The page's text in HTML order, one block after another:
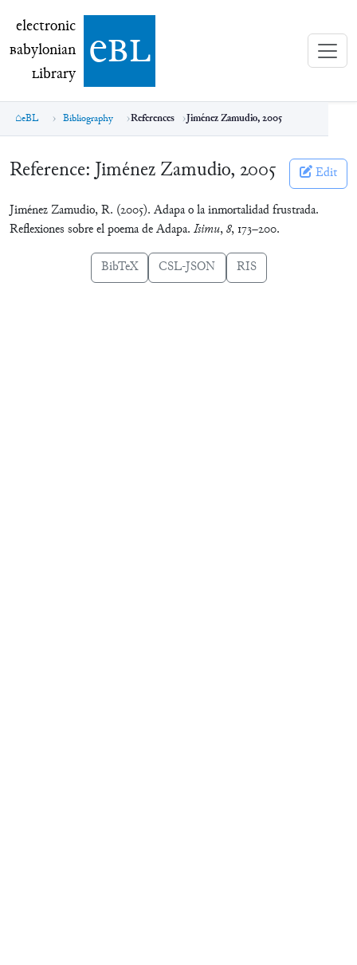
electronic Babylonian Library (eBL)
electronic
Babylonian
Library ebl
eBL Bibliography References Jiménez Zamudio, 2005
Reference:Jiménez Zamudio, 2005 Edit
Jiménez Zamudio, R. (2005). Adapa o la inmortalidad frustrada.
Reflexiones sobre el poema de Adapa. Isimu,8, 173–200.
BibTeX CSL-JSON RIS